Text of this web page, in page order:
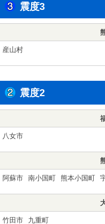
震度3
産山村
震度2
八女市
阿蘇市 南小国町 熊本小国町
竹田市 九重町